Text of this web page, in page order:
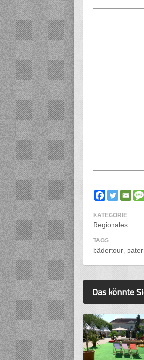
KATEGORIE
Regionales
TAGS
bädertour
Das könnte